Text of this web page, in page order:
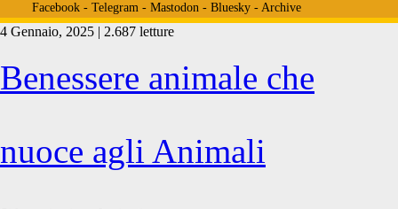
Facebook- Telegram- Mastodon- Bluesky- Archive
Tag:
<span>noi
4 Gennaio, 2025 | 2.687 letture
Benessere animale che
nuoce agli Animali